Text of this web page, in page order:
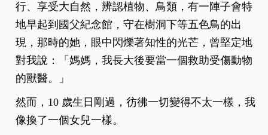
行、享受大自然，辨認植物、鳥類，有一陣子會特
地早起到國父紀念館，守在樹洞下等五色鳥的出
現，那時的她，眼中閃爍著知性的光芒，曾堅定地
對我說：「媽媽，我長大後要當一個救助受傷動物
的獸醫。」
然而，10 歲生日剛過，彷彿一切變得不太一樣，我
像換了一個女兒一樣。